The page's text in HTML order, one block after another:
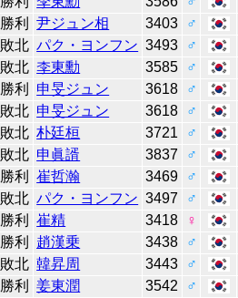
勝利 尹ジュン相 3403
♂
敗北 パク・ヨンフン 3493
♂
敗北 李東勳 3585
♂
勝利 申旻ジュン 3618
♂
敗北 申旻ジュン 3618
♂
敗北 朴廷桓 3721
♂
敗北 申眞諝 3837
♂
勝利 崔哲瀚 3469
♂
敗北 パク・ヨンフン 3497
♂
勝利 崔精 3418
♀
勝利 趙漢乗 3438
♂
敗北 韓昇周 3443
♂
勝利 姜東潤 3542
♂